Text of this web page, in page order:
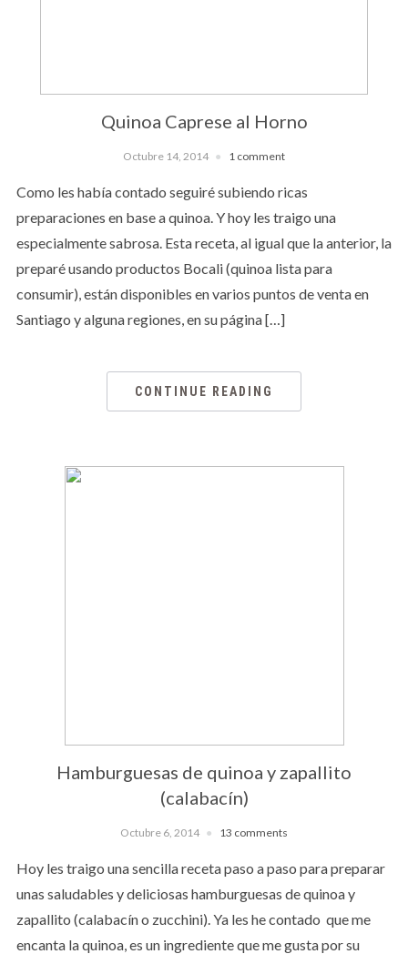
Quinoa Caprese al Horno
Octubre 14, 2014 1 comment
Como les había contado seguiré subiendo ricas
preparaciones en base a quinoa. Y hoy les traigo una
especialmente sabrosa. Esta receta, al igual que la anterior, la
preparé usando productos Bocali (quinoa lista para
consumir), están disponibles en varios puntos de venta en
Santiago y alguna regiones, en su página […]
CONTINUE READING
Hamburguesas de quinoa y zapallito
(calabacín)
Octubre 6, 2014 13 comments
Hoy les traigo una sencilla receta paso a paso para preparar
unas saludables y deliciosas hamburguesas de quinoa y
zapallito (calabacín o zucchini). Ya les he contado que me
encanta la quinoa, es un ingrediente que me gusta por su